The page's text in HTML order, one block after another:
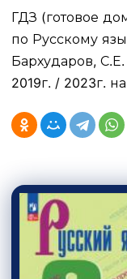
ГДЗ (готовое
по Русскому
Бархударов,
2019г. / 2023г.